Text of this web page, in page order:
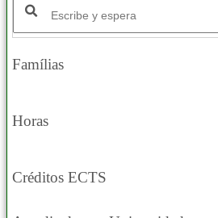
Famílias
Horas
Créditos ECTS